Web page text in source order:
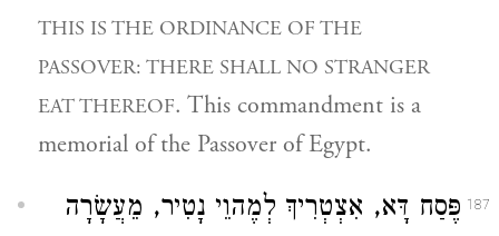
THIS IS THE ORDINANCE OF THE
PASSOVER: THERE SHALL NO STRANGER
EAT THEREOF. This commandment is a
memorial of the Passover of Egypt.
187 פֶּסַח דָּא, אִצְטְרִיךְ לְמֶהוֵי נָטִיר, מֵעֲשָׂרָה